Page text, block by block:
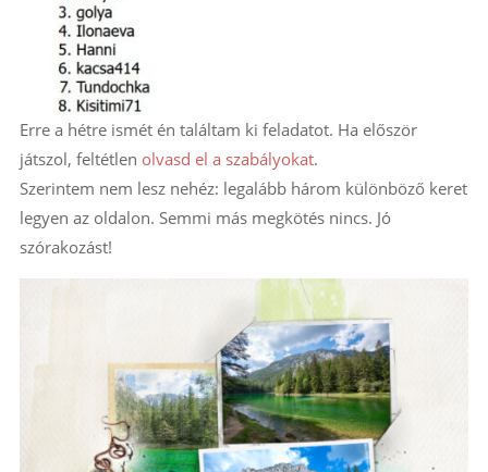
Erre a hétre ismét én találtam ki feladatot. Ha először
játszol, feltétlen olvasd el a szabályokat.
Szerintem nem lesz nehéz: legalább három különböző keret
legyen az oldalon. Semmi más megkötés nincs. Jó
szórakozást!